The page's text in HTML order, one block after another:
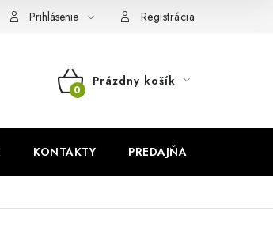
Prihlásenie Registrácia
NÁKUPNÝ
Prázdny košík
KONTAKTY PREDAJŇA